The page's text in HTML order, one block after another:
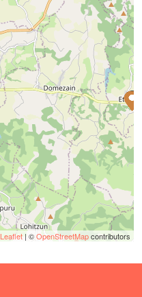
Leaflet | ©OpenStreetMapcontributors